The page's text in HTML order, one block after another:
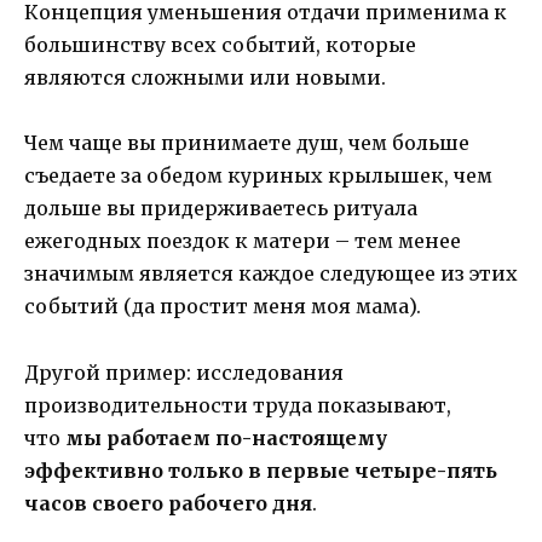
Концепция уменьшения отдачи применима к
большинству всех событий, которые
являются сложными или новыми.
Чем чаще вы принимаете душ, чем больше
съедаете за обедом куриных крылышек, чем
дольше вы придерживаетесь ритуала
ежегодных поездок к матери – тем менее
значимым является каждое следующее из этих
событий (да простит меня моя мама).
Другой пример: исследования
производительности труда показывают,
что мы работаем по-настоящему
эффективно только в первые четыре-пять
часов своего рабочего дня.